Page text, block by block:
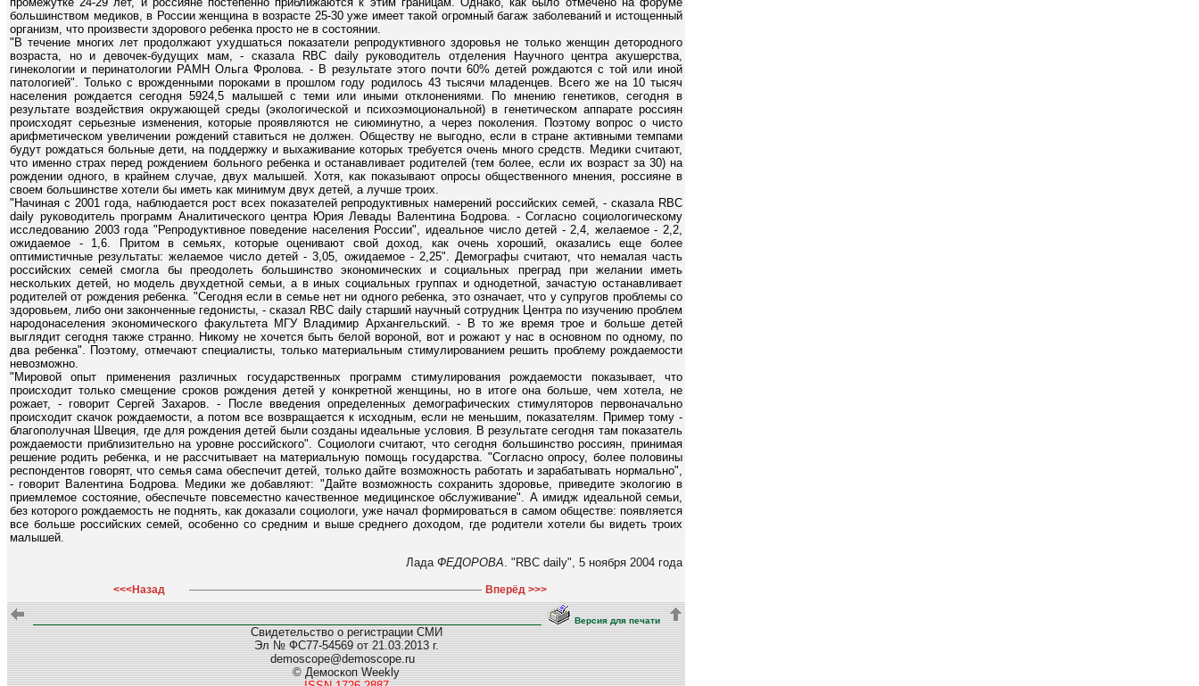
большинством медиков, в России женщина в возрасте 25-30 уже имеет такой огромный багаж заболеваний и истощенный
организм, что произвести здорового ребенка просто не в состоянии.
"В течение многих лет продолжают ухудшаться показатели репродуктивного здоровья не только женщин детородного
возраста, но и девочек-будущих мам, - сказала RBC daily руководитель отделения Научного центра акушерства,
гинекологии и перинатологии РАМН Ольга Фролова. - В результате этого почти 60% детей рождаются с той или иной
патологией". Только с врожденными пороками в прошлом году родилось 43 тысячи младенцев. Всего же на 10 тысяч
населения рождается сегодня 5924,5 малышей с теми или иными отклонениями. По мнению генетиков, сегодня в
результате воздействия окружающей среды (экологической и психоэмоциональной) в генетическом аппарате россиян
происходят серьезные изменения, которые проявляются не сиюминутно, а через поколения. Поэтому вопрос о чисто
арифметическом увеличении рождений ставиться не должен. Обществу не выгодно, если в стране активными темпами
будут рождаться больные дети, на поддержку и выхаживание которых требуется очень много средств. Медики считают,
что именно страх перед рождением больного ребенка и останавливает родителей (тем более, если их возраст за 30) на
рождении одного, в крайнем случае, двух малышей. Хотя, как показывают опросы общественного мнения, россияне в
своем большинстве хотели бы иметь как минимум двух детей, а лучше троих.
"Начиная с 2001 года, наблюдается рост всех показателей репродуктивных намерений российских семей, - сказала RBC
daily руководитель программ Аналитического центра Юрия Левады Валентина Бодрова. - Согласно социологическому
исследованию 2003 года "Репродуктивное поведение населения России", идеальное число детей - 2,4, желаемое - 2,2,
ожидаемое - 1,6. Притом в семьях, которые оценивают свой доход, как очень хороший, оказались еще более
оптимистичные результаты: желаемое число детей - 3,05, ожидаемое - 2,25". Демографы считают, что немалая часть
российских семей смогла бы преодолеть большинство экономических и социальных преград при желании иметь
нескольких детей, но модель двухдетной семьи, а в иных социальных группах и однодетной, зачастую останавливает
родителей от рождения ребенка. "Сегодня если в семье нет ни одного ребенка, это означает, что у супругов проблемы со
здоровьем, либо они законченные гедонисты, - сказал RBC daily старший научный сотрудник Центра по изучению проблем
народонаселения экономического факультета МГУ Владимир Архангельский. - В то же время трое и больше детей
выглядит сегодня также странно. Никому не хочется быть белой вороной, вот и рожают у нас в основном по одному, по
два ребенка". Поэтому, отмечают специалисты, только материальным стимулированием решить проблему рождаемости
невозможно.
"Мировой опыт применения различных государственных программ стимулирования рождаемости показывает, что
происходит только смещение сроков рождения детей у конкретной женщины, но в итоге она больше, чем хотела, не
рожает, - говорит Сергей Захаров. - После введения определенных демографических стимуляторов первоначально
происходит скачок рождаемости, а потом все возвращается к исходным, если не меньшим, показателям. Пример тому -
благополучная Швеция, где для рождения детей были созданы идеальные условия. В результате сегодня там показатель
рождаемости приблизительно на уровне российского". Социологи считают, что сегодня большинство россиян, принимая
решение родить ребенка, и не рассчитывает на материальную помощь государства. "Согласно опросу, более половины
респондентов говорят, что семья сама обеспечит детей, только дайте возможность работать и зарабатывать нормально",
- говорит Валентина Бодрова. Медики же добавляют: "Дайте возможность сохранить здоровье, приведите экологию в
приемлемое состояние, обеспечьте повсеместно качественное медицинское обслуживание". А имидж идеальной семьи,
без которого рождаемость не поднять, как доказали социологи, уже начал формироваться в самом обществе: появляется
все больше российских семей, особенно со средним и выше среднего доходом, где родители хотели бы видеть троих
малышей.
Лада ФЕДОРОВА . "RBC daily", 5 ноября 2004 года
<<<Назад Вперёд >>>
Версия для печати
Свидетельство о регистрации СМИ
Эл № ФС77-54569 от 21.03.2013 г.
demoscope@demoscope.ru
© Демоскоп Weekly